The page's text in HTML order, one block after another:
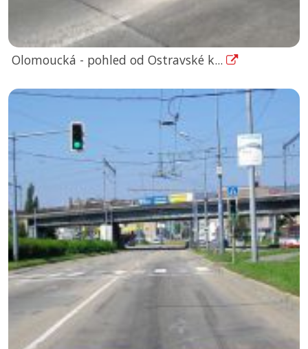
Olomoucká - pohled od Ostravské k...